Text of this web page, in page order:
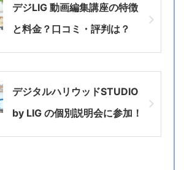
デジLIG 動画編集講座の特徴
と料金？口コミ・評判は？
デジタルハリウッドSTUDIO
by LIG の個別説明会に参加！